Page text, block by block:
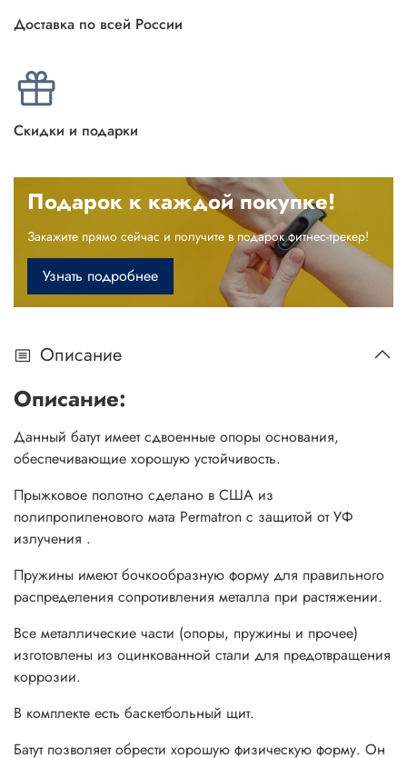
Доставка по всей России
Скидки и подарки
Подарок к каждой покупке!
Закажите прямо сейчас и получите в подарок фитнес-трекер!
Узнать подробнее
Описание
Описание:
Данный батут имеет сдвоенные опоры основания,
обеспечивающие хорошую устойчивость.
Прыжковое полотно сделано в США из
полипропиленового мата Permatron с защитой от УФ
излучения .
Пружины имеют бочкообразную форму для правильного
распределения сопротивления металла при растяжении.
Все металлические части (опоры, пружины и прочее)
изготовлены из оцинкованной стали для предотвращения
коррозии.
В комплекте есть баскетбольный щит.
Батут позволяет обрести хорошую физическую форму. Он